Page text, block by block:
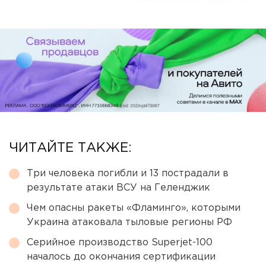
ЧИТАЙТЕ ТАКЖЕ:
Три человека погибли и 13 пострадали в
результате атаки ВСУ на Геленджик
Чем опасны ракеты «Фламинго», которыми
Украина атаковала тыловые регионы РФ
Серийное производство Superjet-100
началось до окончания сертификации